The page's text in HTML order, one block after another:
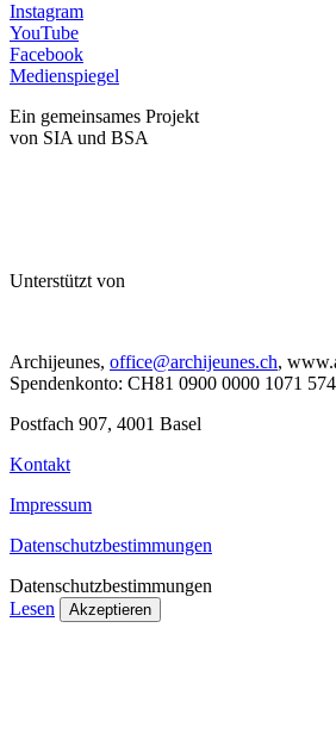
Instagram
YouTube
Facebook
Medienspiegel
Ein gemeinsames Projekt
von SIA und BSA
Unterstützt von
Archijeunes, office@archijeunes.ch,
Spendenkonto: CH81 0900 0000 1071
Postfach 907, 4001 Basel
Kontakt
Impressum
Datenschutzbestimmungen
Datenschutzbestimmungen
Lesen
Akzeptieren